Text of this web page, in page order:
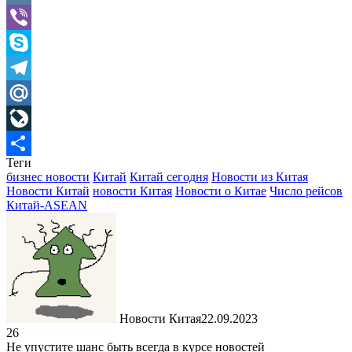
VK
Viber
Skype
Telegram
Mail.Ru
LiveJournal
Отправить
Теги
бизнес новости Китай Китай сегодня Новости из Китая
Новости Китай новости Китая Новости о Китае Число рейсов
Китай-ASEAN
Новости Китая22.09.2023
26
Не упустите шанс быть всегда в курсе новостей